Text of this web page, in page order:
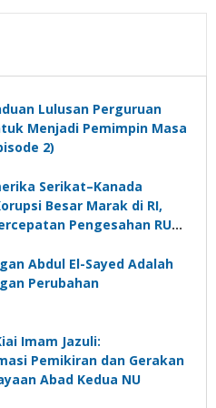
Lulusan Perguruan
Menjadi Pemimpin Masa
2)
Serikat–Kanada
Besar Marak di RI,
Pengesahan RUU
Abdul El-Sayed Adalah
Perubahan
Imam Jazuli:
Pemikiran dan Gerakan
Abad Kedua NU